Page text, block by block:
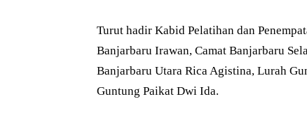
Turut hadir Kabid Pelatihan dan
Banjarbaru Irawan, Camat Banjarbaru
Banjarbaru Utara Rica Agistina, Lurah
Guntung Paikat Dwi Ida.